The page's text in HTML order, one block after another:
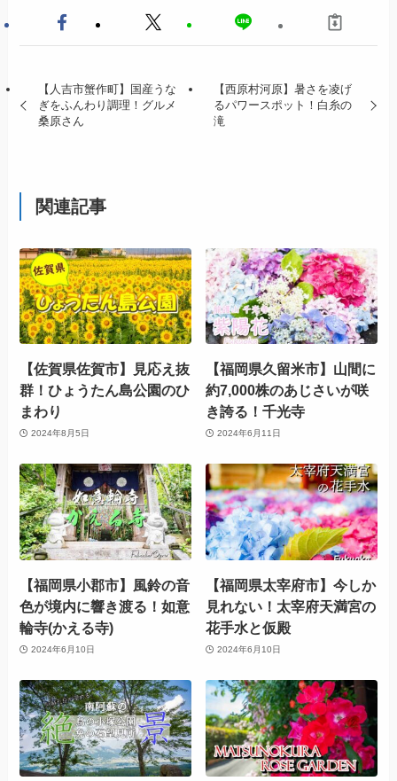
【人吉市蟹作町】国産うな
ぎをふんわり調理！グルメ
桑原さん
【西原村河原】暑さを凌げ
るパワースポット！白糸の
滝
関連記事
【佐賀県佐賀市】見応え抜
群！ひょうたん島公園のひ
まわり
2024年8月5日
【福岡県久留米市】山間に
約7,000株のあじさいが咲
き誇る！千光寺
2024年6月11日
【福岡県小郡市】風鈴の音
色が境内に響き渡る！如意
輪寺(かえる寺)
2024年6月10日
【福岡県太宰府市】今しか
見れない！太宰府天満宮の
花手水と仮殿
2024年6月10日